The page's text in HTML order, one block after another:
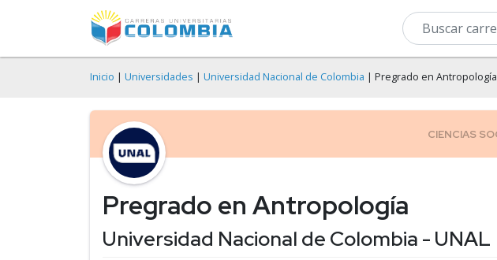
Inicio | Universidades | Universidad Nacional de Colombia | Pregrado en Antropología
Pregrado en Antropología
Universidad Nacional de Colombia - UNAL